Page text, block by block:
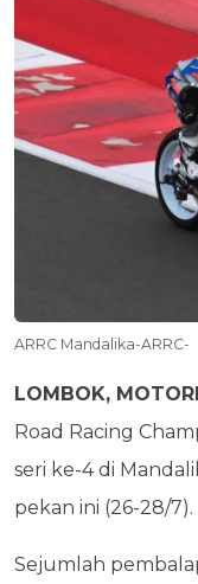
ARRC Mandalika-ARRC-
LOMBOK,
Road Racing
seri ke-4 di
pekan ini (26-28/7).
Sejumlah